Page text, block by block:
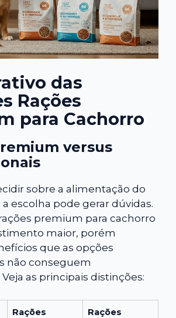
das
Rações
para Cachorro
versus
sobre a alimentação do
escolha pode gerar dúvidas.
premium para cachorro
maior, porém
que as opções
não conseguem
as principais distinções:
Rações
Rações